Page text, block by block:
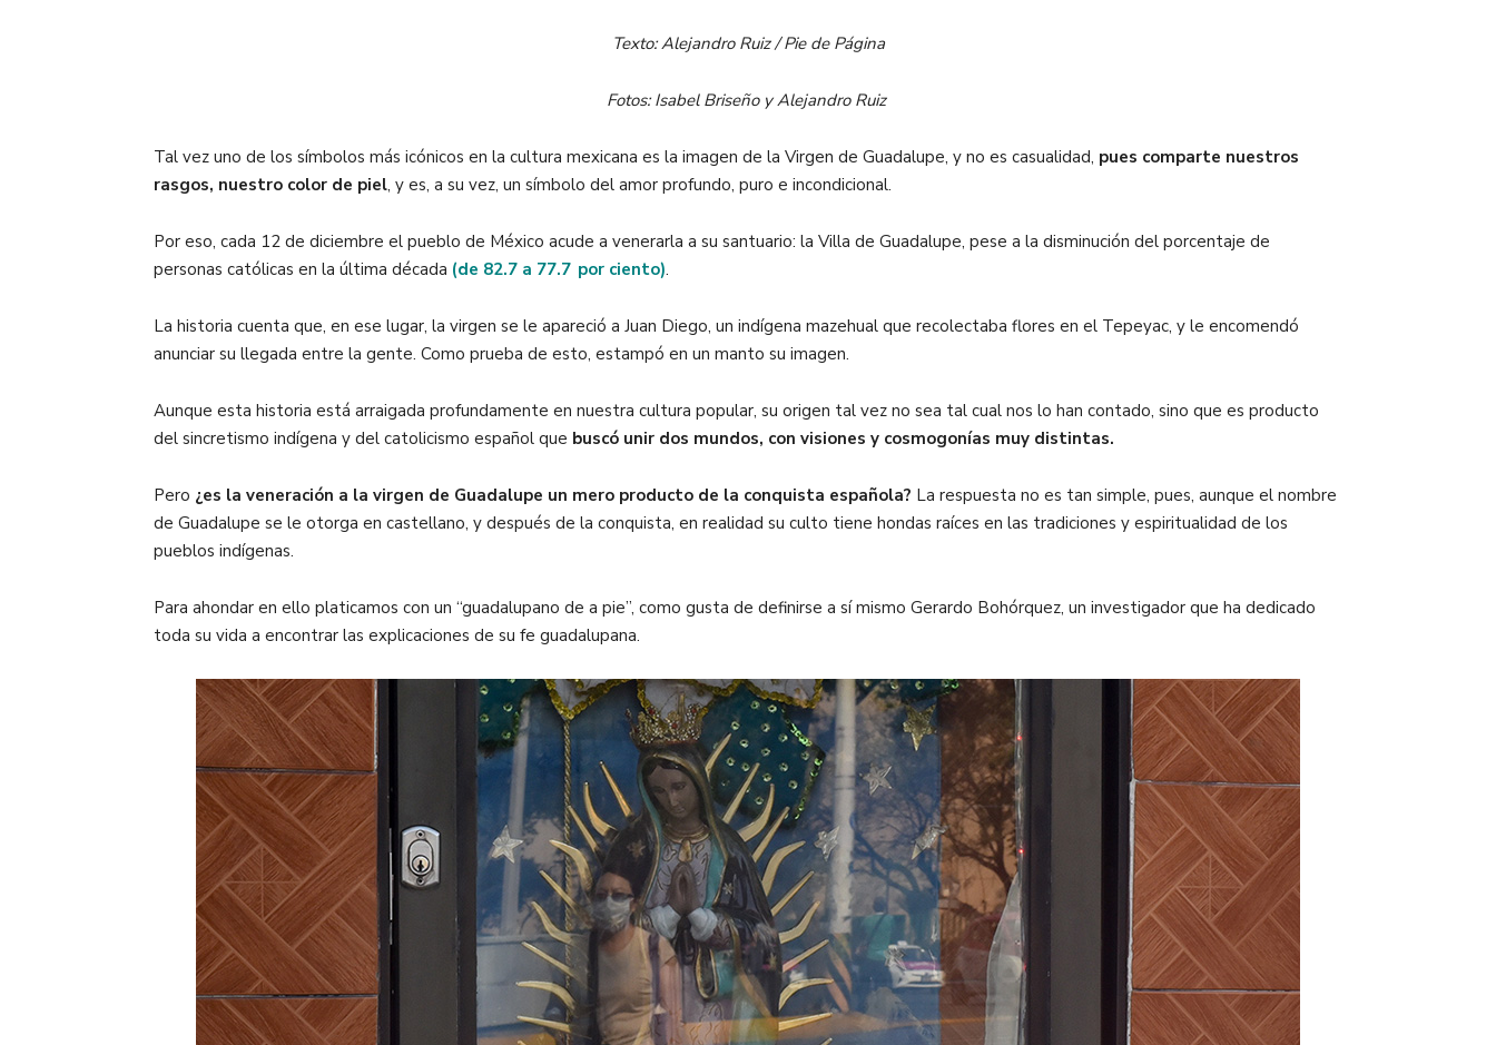
Texto: Alejandro Ruiz / Pie de Página
Fotos: Isabel Briseño y Alejandro Ruiz
Tal vez uno de los símbolos más icónicos en la cultura mexicana es la imagen de la Virgen de Guadalupe, y no es casualidad, pues comparte nuestros
rasgos, nuestro color de piel, y es, a su vez, un símbolo del amor profundo, puro e incondicional.
Por eso, cada 12 de diciembre el pueblo de México acude a venerarla a su santuario: la Villa de Guadalupe, pese a la disminución del porcentaje de
personas católicas en la última década (de 82.7 a 77.7 por ciento).
La historia cuenta que, en ese lugar, la virgen se le apareció a Juan Diego, un indígena mazehual que recolectaba flores en el Tepeyac, y le encomendó
anunciar su llegada entre la gente. Como prueba de esto, estampó en un manto su imagen.
Aunque esta historia está arraigada profundamente en nuestra cultura popular, su origen tal vez no sea tal cual nos lo han contado, sino que es producto
del sincretismo indígena y del catolicismo español que buscó unir dos mundos, con visiones y cosmogonías muy distintas.
Pero ¿es la veneración a la virgen de Guadalupe un mero producto de la conquista española? La respuesta no es tan simple, pues, aunque el nombre
de Guadalupe se le otorga en castellano, y después de la conquista, en realidad su culto tiene hondas raíces en las tradiciones y espiritualidad de los
pueblos indígenas.
Para ahondar en ello platicamos con un “guadalupano de a pie”, como gusta de definirse a sí mismo Gerardo Bohórquez, un investigador que ha dedicado
toda su vida a encontrar las explicaciones de su fe guadalupana.